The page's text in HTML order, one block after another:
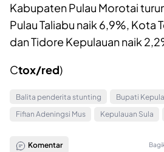
Kabupaten Pulau Morotai
Pulau Taliabu naik 6,9%, Kota
dan Tidore Kepulauan naik
Ctox/red)
Balita penderita stunting
Bupati
Fifian Adeningsi Mus
Kepulauan Sula
Komentar